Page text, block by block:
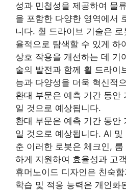
성과 민첩성을 제공하여 물
을 포함한 다양한 영역에서
니다. 휠 드라이브 기술은
율적으로 탐색할 수 있게 하
상호 작용을 개선하는 데 기
술의 발전과 함께 휠 드라이
능과 다양성을 더욱 혁신적
환대 부문은 예측 기간 동안
일 것으로 예상됩니다.
환대 부문은 예측 기간 동안
일 것으로 예상됩니다. AI
춘 이러한 로봇은 체크인,
하게 지원하여 효율성과 고
휴머노이드 디자인은 친숙
학습 및 적응 능력은 개인화